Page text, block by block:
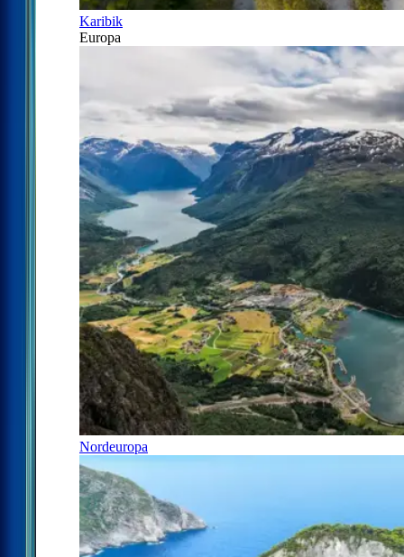
Karibik
Europa
Nordeuropa